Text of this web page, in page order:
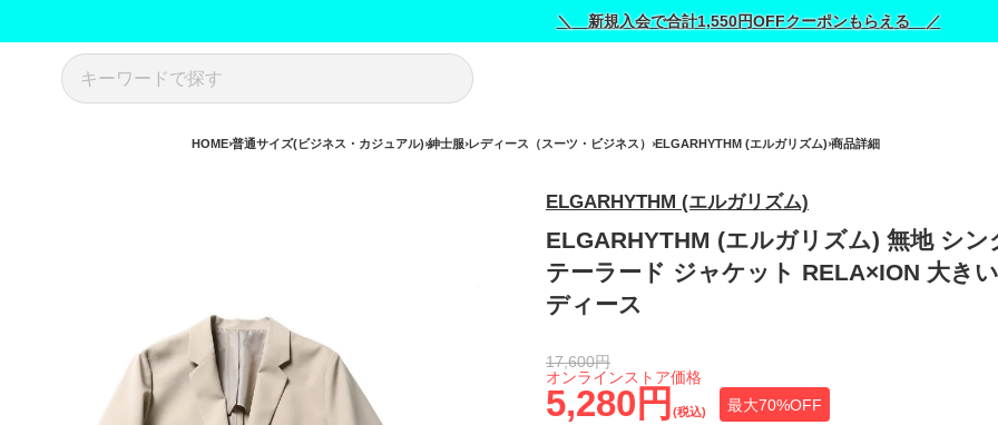
＼ 新規入会で合計1,550円OFFクーポンもらえる ／
HOME 普通サイズ(ビジネス・カジュアル) 紳士服 レディース（スーツ・ビジネス） ELGARHYTHM (エルガリズム) 商品詳細
ELGARHYTHM (エルガリズム)
ELGARHYTHM (エルガリズム) 無地 シン
テーラード ジャケット RELA×ION 大き
ディース
5,280円 (税込) 最大70%OFF
オンラインストア価格
17,600円